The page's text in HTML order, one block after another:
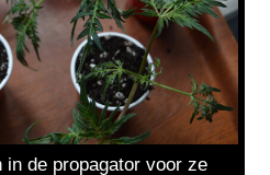
in de propagator voor ze